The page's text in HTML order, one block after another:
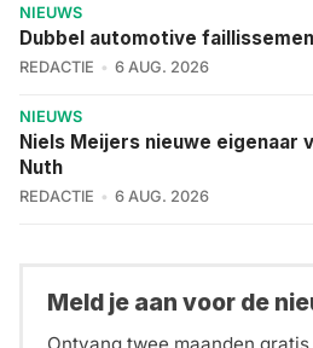
NIEUWS
Dubbel automotive
REDACTIE 6 AUG. 2026
NIEUWS
Niels Meijers nieuwe eigenaar
Nuth
REDACTIE 6 AUG. 2026
Meld je aan voor de